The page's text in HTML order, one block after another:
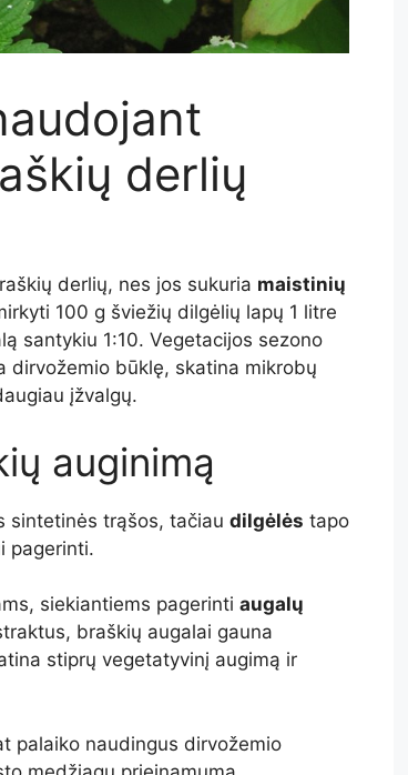
derlių
derlių, nes jos sukuria maistinių
100 g šviežių dilgėlių lapų 1 litre
santykiu 1:10. Vegetacijos sezono
dirvožemio būklę, skatina mikrobų
įžvalgų.
auginimą
sintetinės trąšos, tačiau dilgėlės tapo
pagerinti.
siekiantiems pagerinti augalų
braškių augalai gauna
stiprų vegetatyvinį augimą ir
palaiko naudingus dirvožemio